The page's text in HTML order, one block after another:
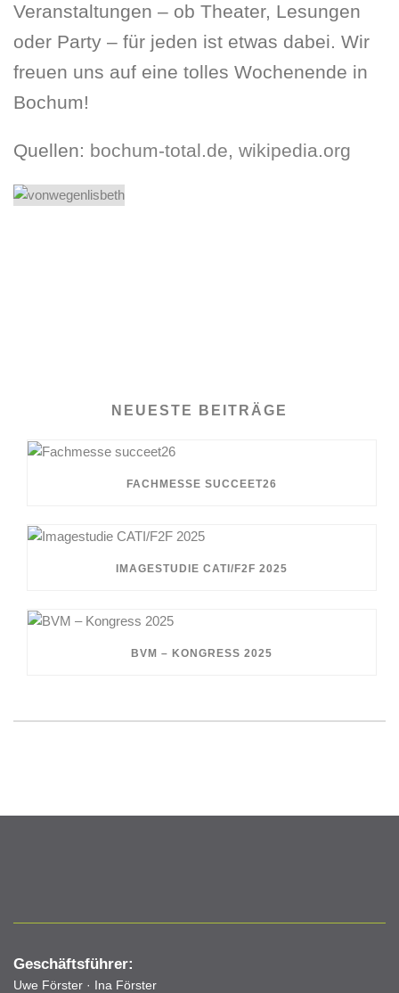
Veranstaltungen – ob Theater, Lesungen
oder Party – für jeden ist etwas dabei. Wir
freuen uns auf eine tolles Wochenende in
Bochum!
Quellen: bochum-total.de, wikipedia.org
NEUESTE BEITRÄGE
FACHMESSE SUCCEET26
IMAGESTUDIE CATI/F2F 2025
BVM – KONGRESS 2025
Geschäftsführer:
Uwe Förster · Ina Förster